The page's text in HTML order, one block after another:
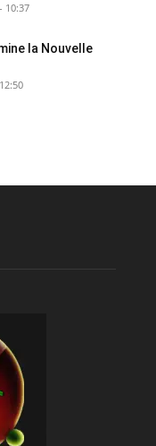
10:37
la Nouvelle